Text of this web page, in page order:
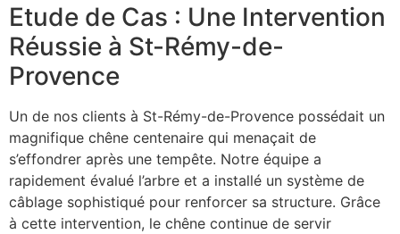
Etude de Cas : Une Intervention
Réussie à St-Rémy-de-
Provence
Un de nos clients à St-Rémy-de-Provence possédait un
magnifique chêne centenaire qui menaçait de
s’effondrer après une tempête. Notre équipe a
rapidement évalué l’arbre et a installé un système de
câblage sophistiqué pour renforcer sa structure. Grâce
à cette intervention, le chêne continue de servir